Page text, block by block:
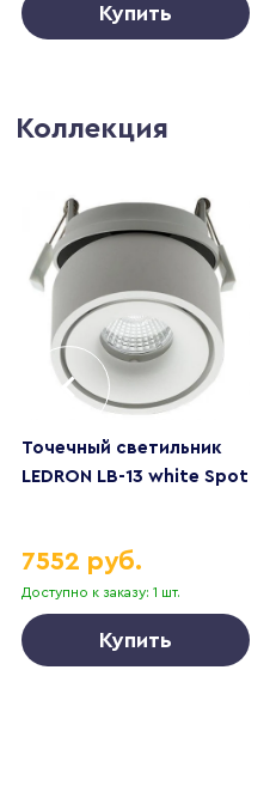
Купить
Коллекция
Точечный светильник
LEDRON LB-13 white Spot
Доступно к заказу: 1 шт.
7552 руб.
Купить